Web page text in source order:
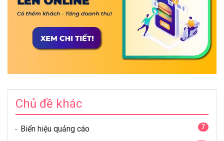
Chủ đề khác
Biển hiệu quảng cáo 7